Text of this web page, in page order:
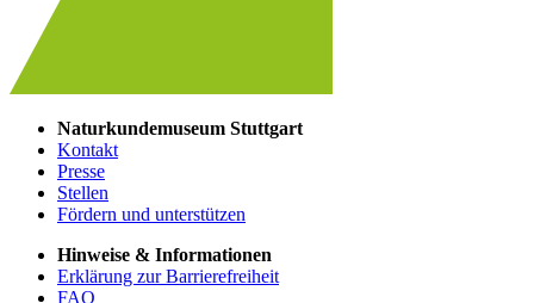
Naturkundemuseum Stuttgart
Kontakt
Presse
Stellen
Fördern und unterstützen
Hinweise & Informationen
Erklärung zur Barrierefreiheit
FAQ